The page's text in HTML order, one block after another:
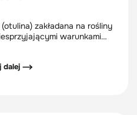
zakładana na rośliny
dalej ⟶